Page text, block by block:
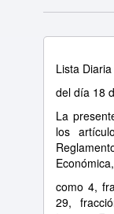
Lista
del día 18
La
los
como 4,
29,